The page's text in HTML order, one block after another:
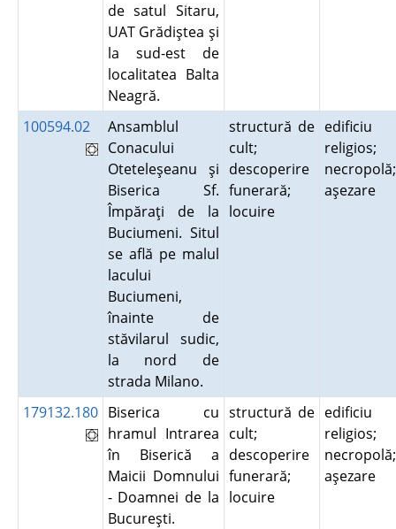
de satul Sitaru,
UAT Grădiştea şi
la sud-est de
localitatea Balta
Neagră.
100594.02
Ansamblul
Conacului
Oteteleşeanu şi
Biserica Sf.
Împăraţi de la
Buciumeni. Situl
se află pe malul
lacului
Buciumeni,
înainte de
stăvilarul sudic,
la nord de
strada Milano.
structură de
cult;
descoperire
funerară;
locuire
edificiu
religios;
necropolă;
aşezare
179132.180 Biserica cu
hramul Intrarea
în Biserică a
Maicii Domnului
- Doamnei de la
Bucureşti.
structură de
cult;
descoperire
funerară;
locuire
edificiu
religios;
necropolă;
aşezare